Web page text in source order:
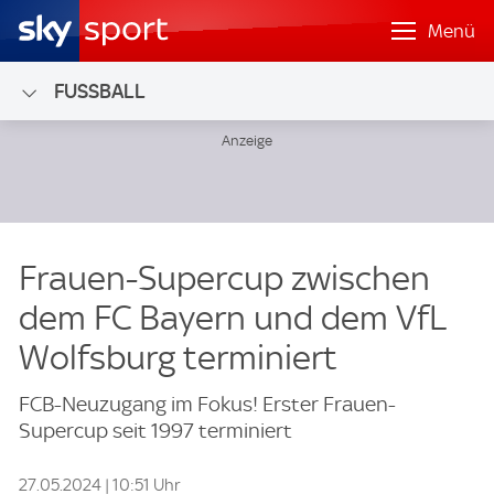
Menü
FUSSBALL
Frauen-Supercup zwischen
dem FC Bayern und dem VfL
Wolfsburg terminiert
FCB-Neuzugang im Fokus! Erster Frauen-
Supercup seit 1997 terminiert
27.05.2024 | 10:51 Uhr